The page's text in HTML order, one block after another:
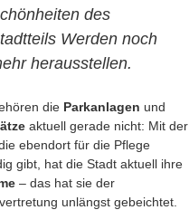
des
Werden noch
herausstellen.
die Parkanlagen und
aktuell gerade nicht: Mit der
ebendort für die Pflege
gibt, hat die Stadt aktuell ihre
– das hat sie der
unlängst gebeichtet.